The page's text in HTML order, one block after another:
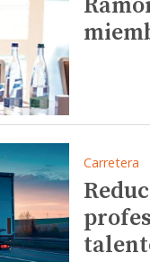
Carretera